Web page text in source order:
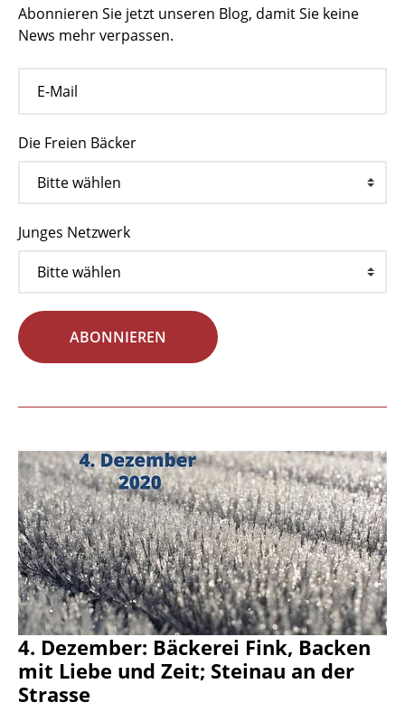
Abonnieren Sie jetzt unseren Blog, damit Sie keine
News mehr verpassen.
Die Freien Bäcker
Junges Netzwerk
ABONNIEREN
4. Dezember: Bäckerei Fink, Backen
mit Liebe und Zeit; Steinau an der
Strasse